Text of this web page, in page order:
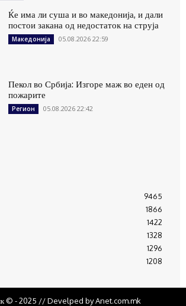
Ќе има ли суша и во македонија, и дали
постои закана од недостаток на струја
Македонија 05.08.2026 22:59
Пекол во Србија: Изгоре маж во еден од
пожарите
Регион 05.08.2026 22:42
9465
1866
1422
1328
1296
1208
© - 2025 // Develped by Anet.com.mk